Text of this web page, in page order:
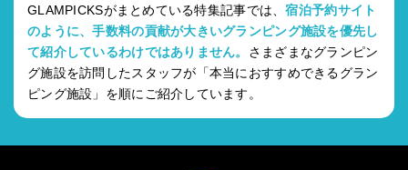
GLAMPICKSがまとめている特集記事では、宿泊予約サイト
のように、手数料の貢献が大きいグランピング施設を優先し
て紹介しているわけではありません。 さまざまなグランピン
グ施設を訪問したスタッフが「本当におすすめできるグラン
ピング施設」を順にご紹介しています。